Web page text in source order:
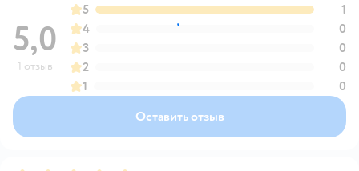
5,0
1 отзыв
5
1
4
0
3
0
2
0
1
0
Оставить отзыв